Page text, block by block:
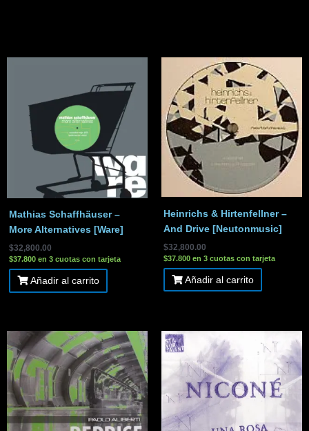
Mathias Schaffhäuser –
More Alternatives [Ware]
$32,800.00
$37.800 en 3 cuotas con tarjeta
Añadir al carrito
Heinrichs & Hirtenfellner –
And Drive [Neutonmusic]
$32,800.00
$37.800 en 3 cuotas con tarjeta
Añadir al carrito